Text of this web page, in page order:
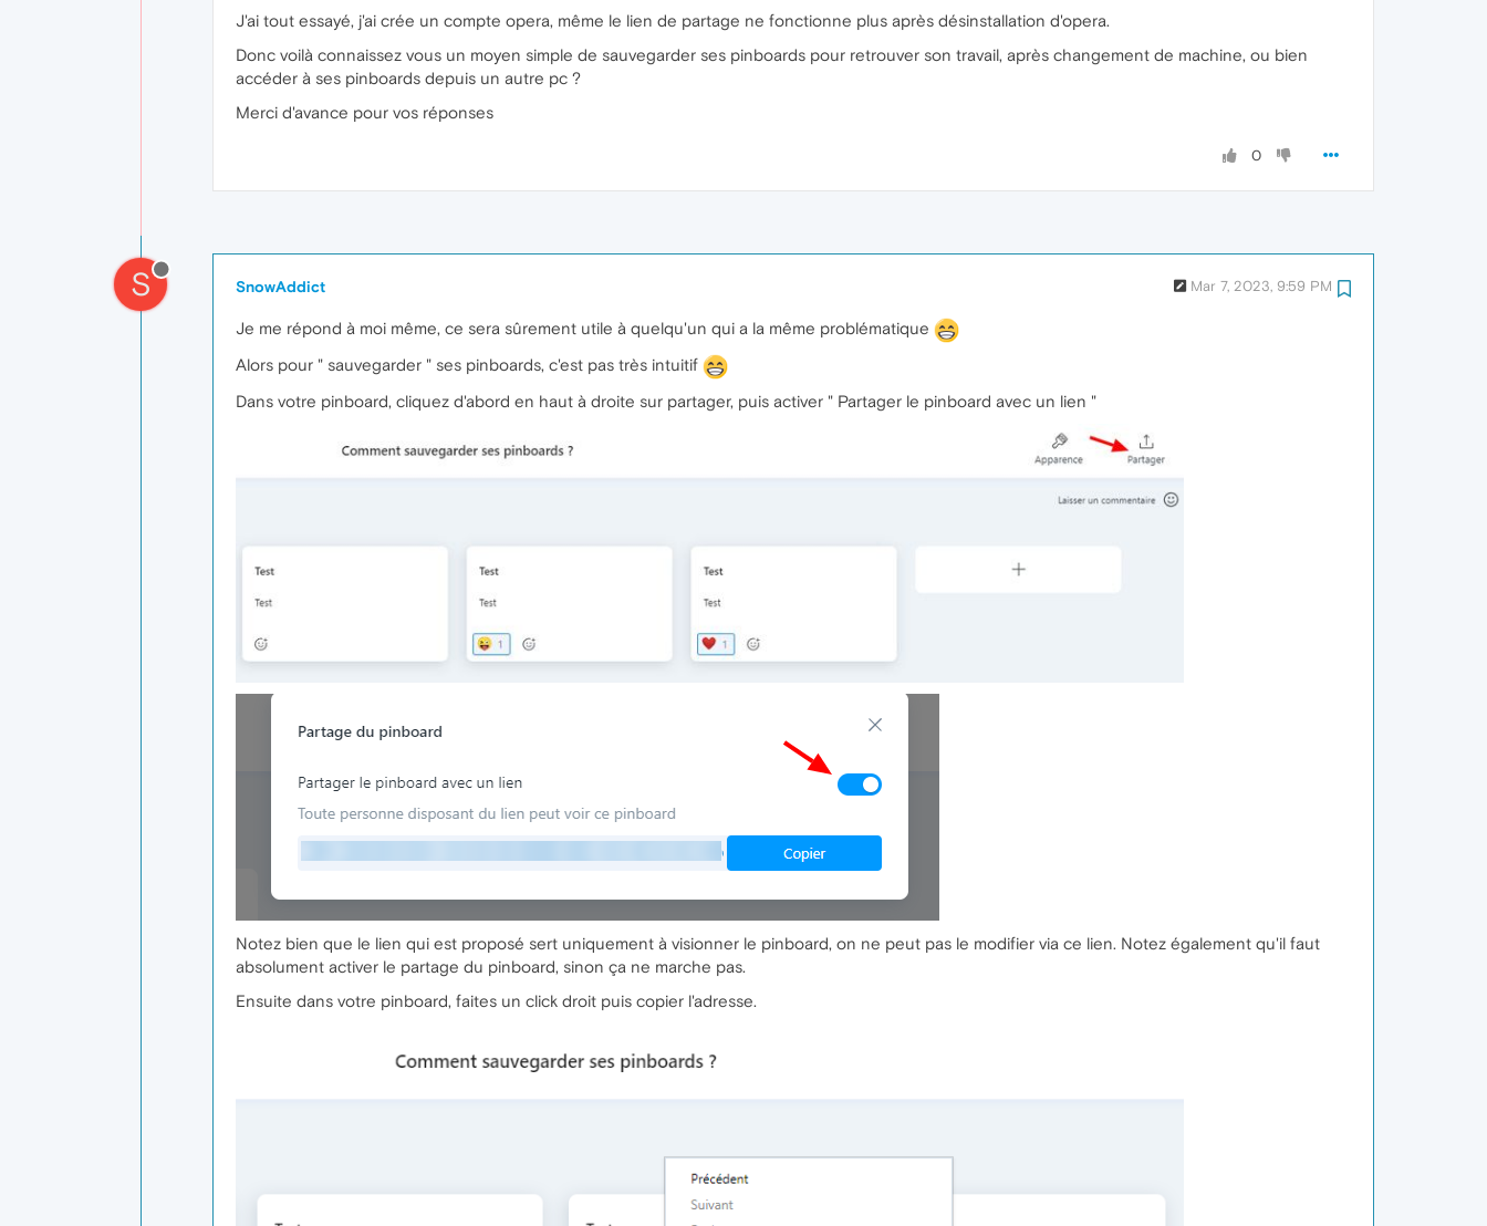
J'ai tout essayé, j'ai crée un compte opera, même le lien de partage ne fonctionne plus après désinstallation d'opera.
Donc voilà connaissez vous un moyen simple de sauvegarder ses pinboards pour retrouver son travail, après changement de machine, ou bien
accéder à ses pinboards depuis un autre pc ?
Merci d'avance pour vos réponses
0
S SnowAddict Mar 7, 2023, 9:59 PM
Je me répond à moi même, ce sera sûrement utile à quelqu'un qui a la même problématique
Alors pour " sauvegarder " ses pinboards, c'est pas très intuitif
Dans votre pinboard, cliquez d'abord en haut à droite sur partager, puis activer " Partager le pinboard avec un lien "
Notez bien que le lien qui est proposé sert uniquement à visionner le pinboard, on ne peut pas le modifier via ce lien. Notez également qu'il faut
absolument activer le partage du pinboard, sinon ça ne marche pas.
Ensuite dans votre pinboard, faites un click droit puis copier l'adresse.